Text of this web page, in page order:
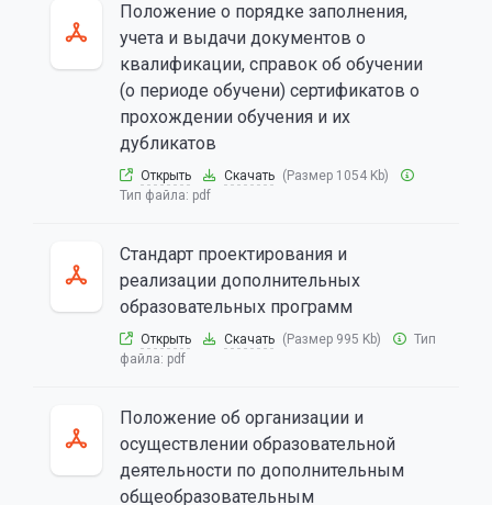
Положение о порядке заполнения,
учета и выдачи документов о
квалификации, справок об обучении
(о периоде обучени) сертификатов о
прохождении обучения и их
дубликатов
Открыть Скачать (Размер 1054 Kb)
Тип файла: pdf
Стандарт проектирования и
реализации дополнительных
образовательных программ
Открыть Скачать (Размер 995 Kb)
Тип
файла: pdf
Положение об организации и
осуществлении образовательной
деятельности по дополнительным
общеобразовательным